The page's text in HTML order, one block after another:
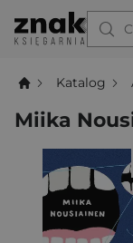
Katalog
Miika